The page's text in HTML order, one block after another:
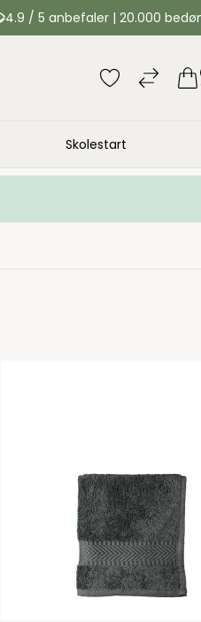
4.9 / 5 anbefaler | 20.000
Skolestart